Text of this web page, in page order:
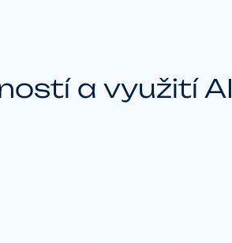
a využití AI